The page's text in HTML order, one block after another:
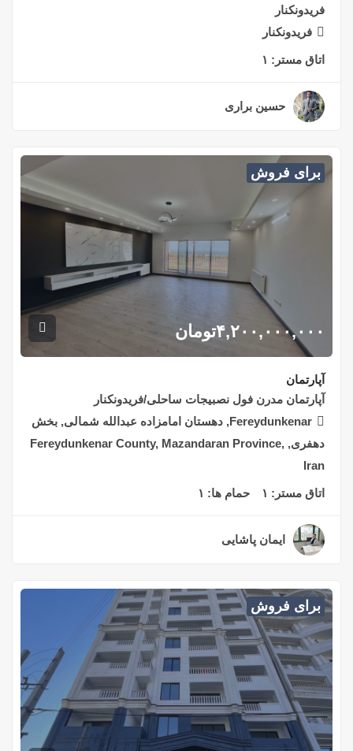
فریدونکنار
فریدونکنار
اتاق مستر: ۱
حسین براری
برای فروش
۴,۲۰۰,۰۰۰,۰۰۰تومان
آپارتمان
آپارتمان مدرن فول نصبیجات ساحلی/فریدونکنار
Fereydunkenar, دهستان امامزاده عبدالله شمالی, بخش
دهفری, Fereydunkenar County, Mazandaran Province,
Iran
اتاق مستر: ۱ حمام ها: ۱
ایمان پاشایی
برای فروش